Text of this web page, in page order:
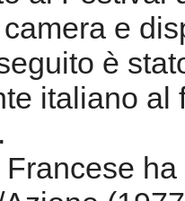
e
è
italiano